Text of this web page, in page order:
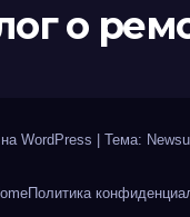
о
WordPress | Тема:
Политика